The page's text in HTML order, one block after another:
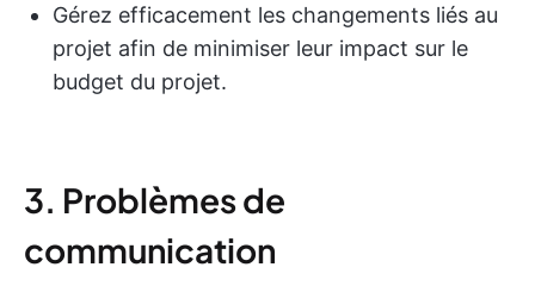
Gérez efficacement les changements liés au
projet afin de minimiser leur impact sur le
budget du projet.
3. Problèmes de
communication